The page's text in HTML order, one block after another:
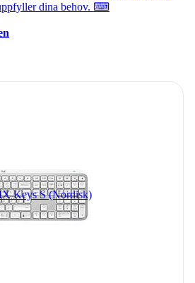
dina behov. ⌨
Keys S (Nordisk)